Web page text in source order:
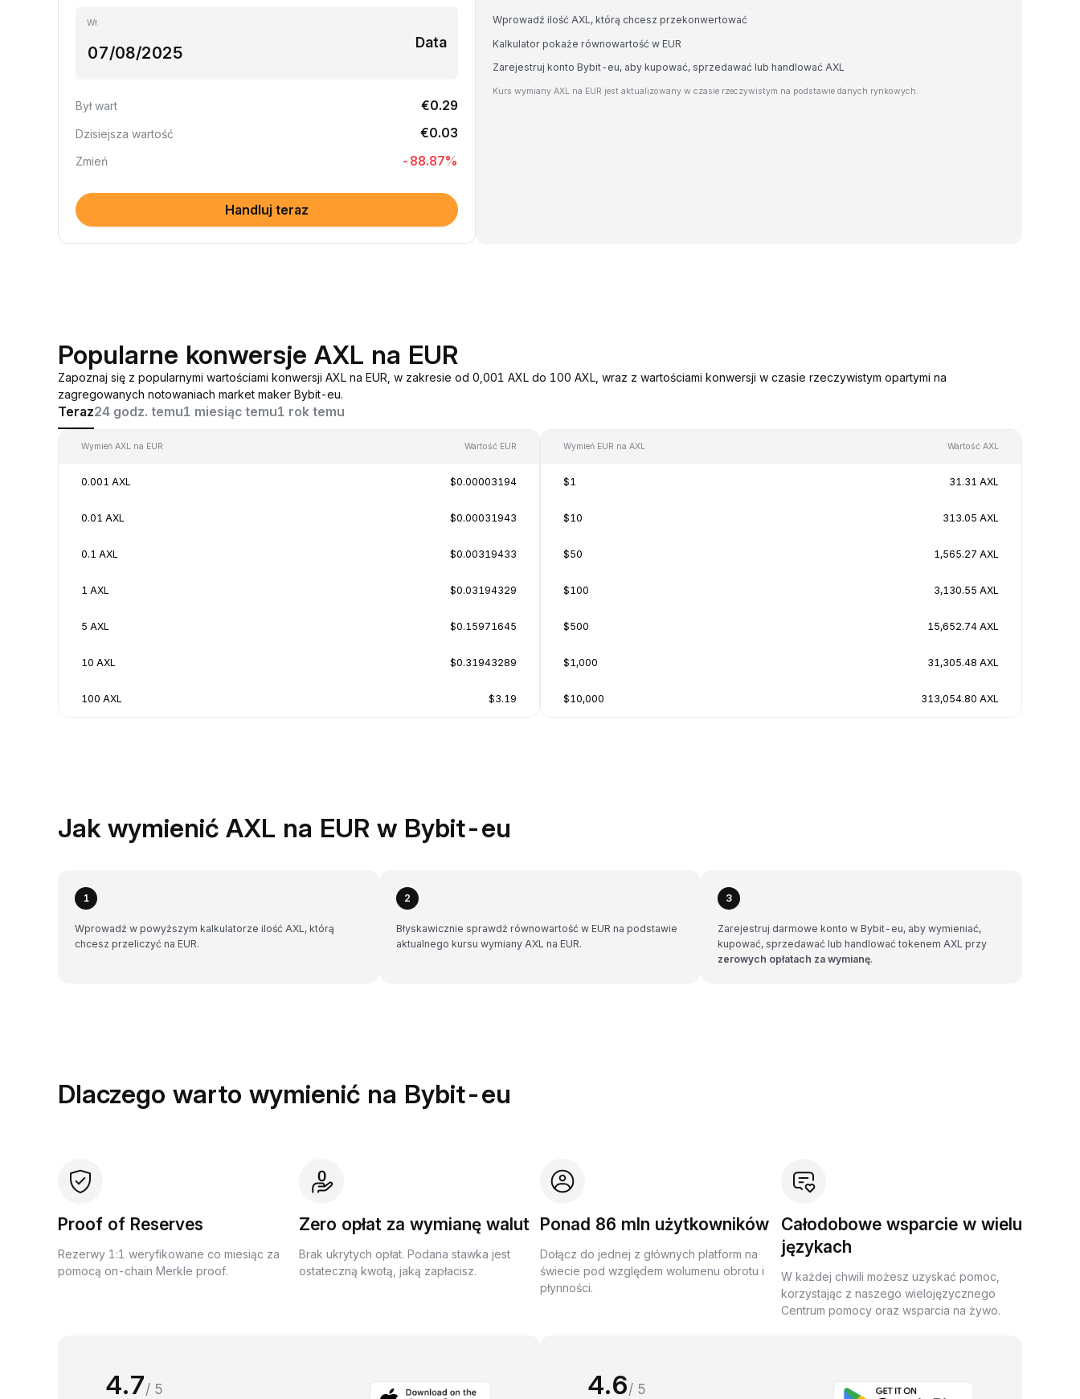
Wł.
Data
Był wart €0.29
Dzisiejsza wartość €0.03
Zmień -88.87%
Handluj teraz
Wprowadź ilość AXL, którą chcesz przekonwertować
Kalkulator pokaże równowartość w EUR
Zarejestruj konto Bybit-eu, aby kupować, sprzedawać lub handlować AXL
Kurs wymiany AXL na EUR jest aktualizowany w czasie rzeczywistym na podstawie danych rynkowych.
Popularne konwersje AXL na EUR
Zapoznaj się z popularnymi wartościami konwersji AXL na EUR, w zakresie od 0,001 AXL do 100 AXL, wraz z wartościami konwersji w czasie rzeczywistym opartymi na
zagregowanych notowaniach market maker Bybit-eu.
Teraz24 godz. temu1 miesiąc temu1 rok temu
Wymień AXL na EUR Wartość EUR
0.001 AXL $0.00003194
0.01 AXL $0.00031943
0.1 AXL $0.00319433
1 AXL $0.03194329
5 AXL $0.15971645
10 AXL $0.31943289
100 AXL $3.19
Wymień EUR na AXL Wartość AXL
$1 31.31 AXL
$10 313.05 AXL
$50 1,565.27 AXL
$100 3,130.55 AXL
$500 15,652.74 AXL
$1,000 31,305.48 AXL
$10,000 313,054.80 AXL
Jak wymienić AXL na EUR w Bybit-eu
1
Wprowadź w powyższym kalkulatorze ilość AXL, którą
chcesz przeliczyć na EUR.
2
Błyskawicznie sprawdź równowartość w EUR na podstawie
aktualnego kursu wymiany AXL na EUR.
3
Zarejestruj darmowe konto w Bybit-eu, aby wymieniać,
kupować, sprzedawać lub handlować tokenem AXL przy
zerowych opłatach za wymianę.
Dlaczego warto wymienić na Bybit-eu
Proof of Reserves
Rezerwy 1:1 weryfikowane co miesiąc za
pomocą on-chain Merkle proof.
Zero opłat za wymianę walut
Brak ukrytych opłat. Podana stawka jest
ostateczną kwotą, jaką zapłacisz.
Ponad 86 mln użytkowników
Dołącz do jednej z głównych platform na
świecie pod względem wolumenu obrotu i
płynności.
Całodobowe wsparcie w wielu
językach
W każdej chwili możesz uzyskać pomoc,
korzystając z naszego wielojęzycznego
Centrum pomocy oraz wsparcia na żywo.
4.7/ 5 4.6/ 5